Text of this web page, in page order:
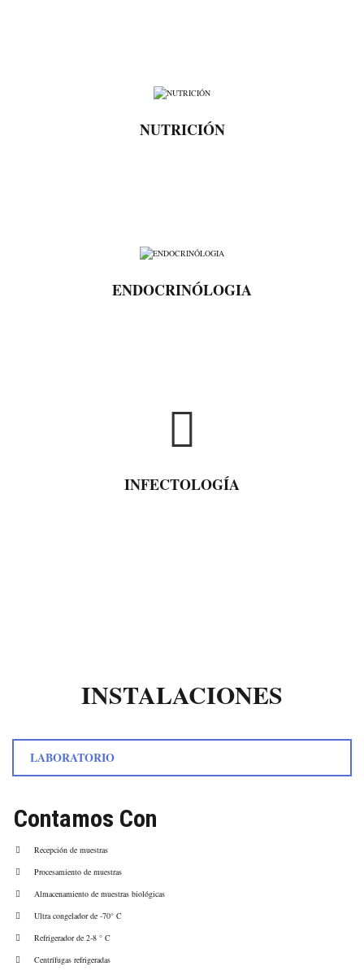
NUTRICIÓN
ENDOCRINÓLOGIA
INFECTOLOGÍA
INSTALACIONES
LABORATORIO
Contamos Con
Recepción de muestras
Procesamiento de muestras
Almacenamiento de muestras biológicas
Ultra congelador de -70° C
Refrigerador de 2-8 ° C
Centrífugas refrigeradas